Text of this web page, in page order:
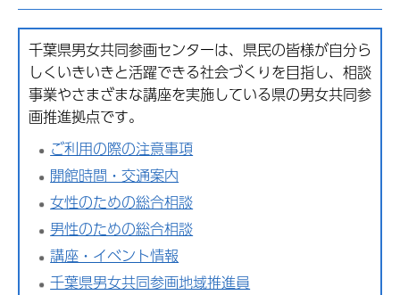
千葉県男女共同参画センターは、県民の皆様が自分ら
しくいきいきと活躍できる社会づくりを目指し、相談
事業やさまざまな講座を実施している県の男女共同参
画推進拠点です。
ご利用の際の注意事項
開館時間・交通案内
女性のための総合相談
男性のための総合相談
講座・イベント情報
千葉県男女共同参画地域推進員